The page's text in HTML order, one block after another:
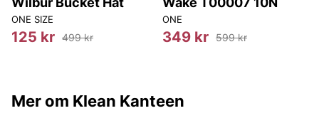
ONE SIZE
125 kr 499 kr
ONE
349 kr 599 kr
Mer om Klean Kanteen